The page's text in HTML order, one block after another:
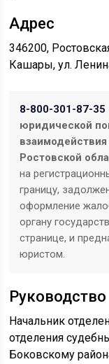
Адрес
346200,
Кашары, ул.
8-800-301-87-35
юридической
Ростовской
на
границу,
оформление
органу
странице, и
юристом.
Руководство
Начальник
отделения
Боковскому